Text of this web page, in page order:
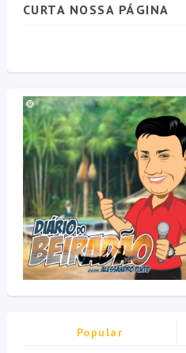
CURTA NOSSA PÁGINA
Popular